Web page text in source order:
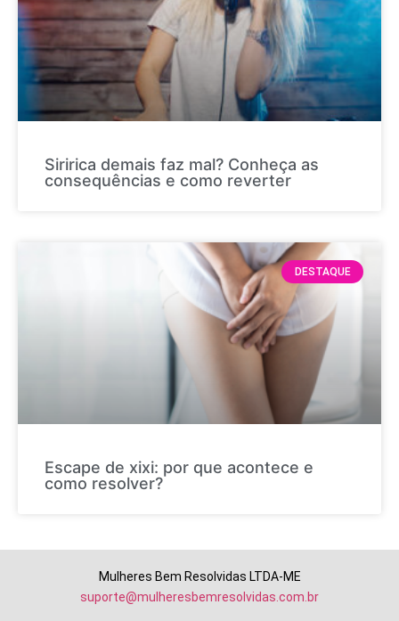
Siririca demais faz mal? Conheça as
consequências e como reverter
DESTAQUE
Escape de xixi: por que acontece e
como resolver?
Mulheres Bem Resolvidas LTDA-ME
suporte@mulheresbemresolvidas.com.br